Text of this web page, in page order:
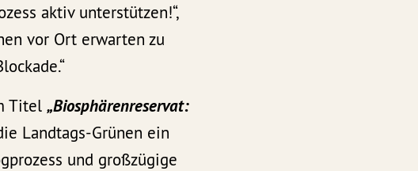
aktiv unterstützen!“,
vor Ort erwarten zu
Titel„Biosphärenreservat:
Landtags-Grünen ein
und großzügige